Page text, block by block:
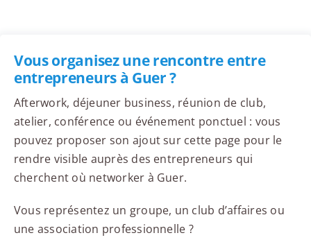
Vous organisez une rencontre entre
entrepreneurs à Guer ?
Afterwork, déjeuner business, réunion de club,
atelier, conférence ou événement ponctuel : vous
pouvez proposer son ajout sur cette page pour le
rendre visible auprès des entrepreneurs qui
cherchent où networker à Guer.
Vous représentez un groupe, un club d’affaires ou
une association professionnelle ?